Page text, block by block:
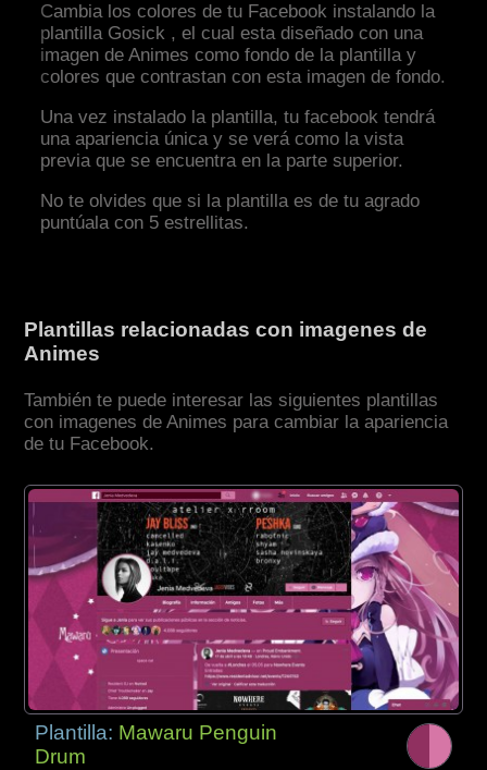
Cambia los colores de tu Facebook instalando la
plantilla Gosick , el cual esta diseñado con una
imagen de Animes como fondo de la plantilla y
colores que contrastan con esta imagen de fondo.
Una vez instalado la plantilla, tu facebook tendrá
una apariencia única y se verá como la vista
previa que se encuentra en la parte superior.
No te olvides que si la plantilla es de tu agrado
puntúala con 5 estrellitas.
Plantillas relacionadas con imagenes de
Animes
También te puede interesar las siguientes plantillas
con imagenes de Animes para cambiar la apariencia
de tu Facebook.
Plantilla: Mawaru Penguin
Drum